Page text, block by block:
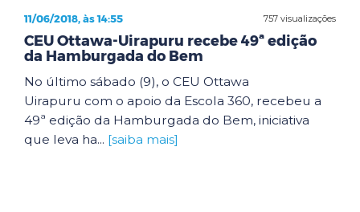
757 visualizações
11/06/2018, às 14:55
CEU Ottawa-Uirapuru recebe 49ª edição
da Hamburgada do Bem
No último sábado (9), o CEU Ottawa
Uirapuru com o apoio da Escola 360, recebeu a
49ª edição da Hamburgada do Bem, iniciativa
que leva ha... [saiba mais]